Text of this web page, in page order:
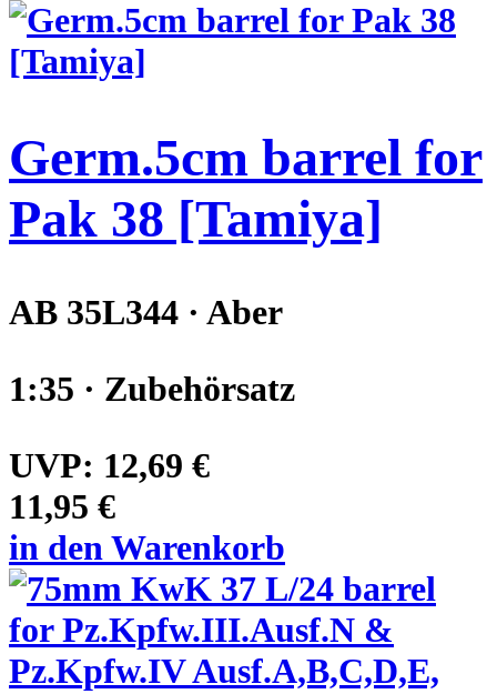
Germ.5cm barrel for
Pak 38 [Tamiya]
AB 35L344 · Aber
1:35 · Zubehörsatz
UVP: 12,69 €
11,95 €
in den Warenkorb